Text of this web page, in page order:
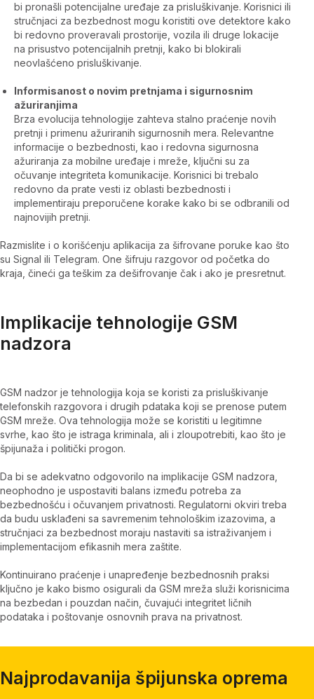
bi pronašli potencijalne uređaje za prisluškivanje. Korisnici ili
stručnjaci za bezbednost mogu koristiti ove detektore kako
bi redovno proveravali prostorije, vozila ili druge lokacije
na prisustvo potencijalnih pretnji, kako bi blokirali
neovlašćeno prisluškivanje.
Informisanost o novim pretnjama i sigurnosnim
ažuriranjima
Brza evolucija tehnologije zahteva stalno praćenje novih
pretnji i primenu ažuriranih sigurnosnih mera. Relevantne
informacije o bezbednosti, kao i redovna sigurnosna
ažuriranja za mobilne uređaje i mreže, ključni su za
očuvanje integriteta komunikacije. Korisnici bi trebalo
redovno da prate vesti iz oblasti bezbednosti i
implementiraju preporučene korake kako bi se odbranili od
najnovijih pretnji.
Razmislite i o korišćenju aplikacija za šifrovane poruke kao što
su Signal ili Telegram. One šifruju razgovor od početka do
kraja, čineći ga teškim za dešifrovanje čak i ako je presretnut.
Implikacije tehnologije GSM
nadzora
GSM nadzor je tehnologija koja se koristi za prisluškivanje
telefonskih razgovora i drugih pdataka koji se prenose putem
GSM mreže. Ova tehnologija može se koristiti u legitimne
svrhe, kao što je istraga kriminala, ali i zloupotrebiti, kao što je
špijunaža i politički progon.
Da bi se adekvatno odgovorilo na implikacije GSM nadzora,
neophodno je uspostaviti balans između potreba za
bezbednošću i očuvanjem privatnosti. Regulatorni okviri treba
da budu usklađeni sa savremenim tehnološkim izazovima, a
stručnjaci za bezbednost moraju nastaviti sa istraživanjem i
implementacijom efikasnih mera zaštite.
Kontinuirano praćenje i unapređenje bezbednosnih praksi
ključno je kako bismo osigurali da GSM mreža služi korisnicima
na bezbedan i pouzdan način, čuvajući integritet ličnih
podataka i poštovanje osnovnih prava na privatnost.
Najprodavanija špijunska oprema